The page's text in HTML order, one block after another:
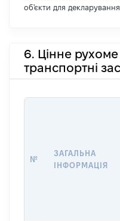
об'єкти для
6. Цінне
транспортні
№
ЗАГАЛЬНА
ІНФОРМАЦІЯ